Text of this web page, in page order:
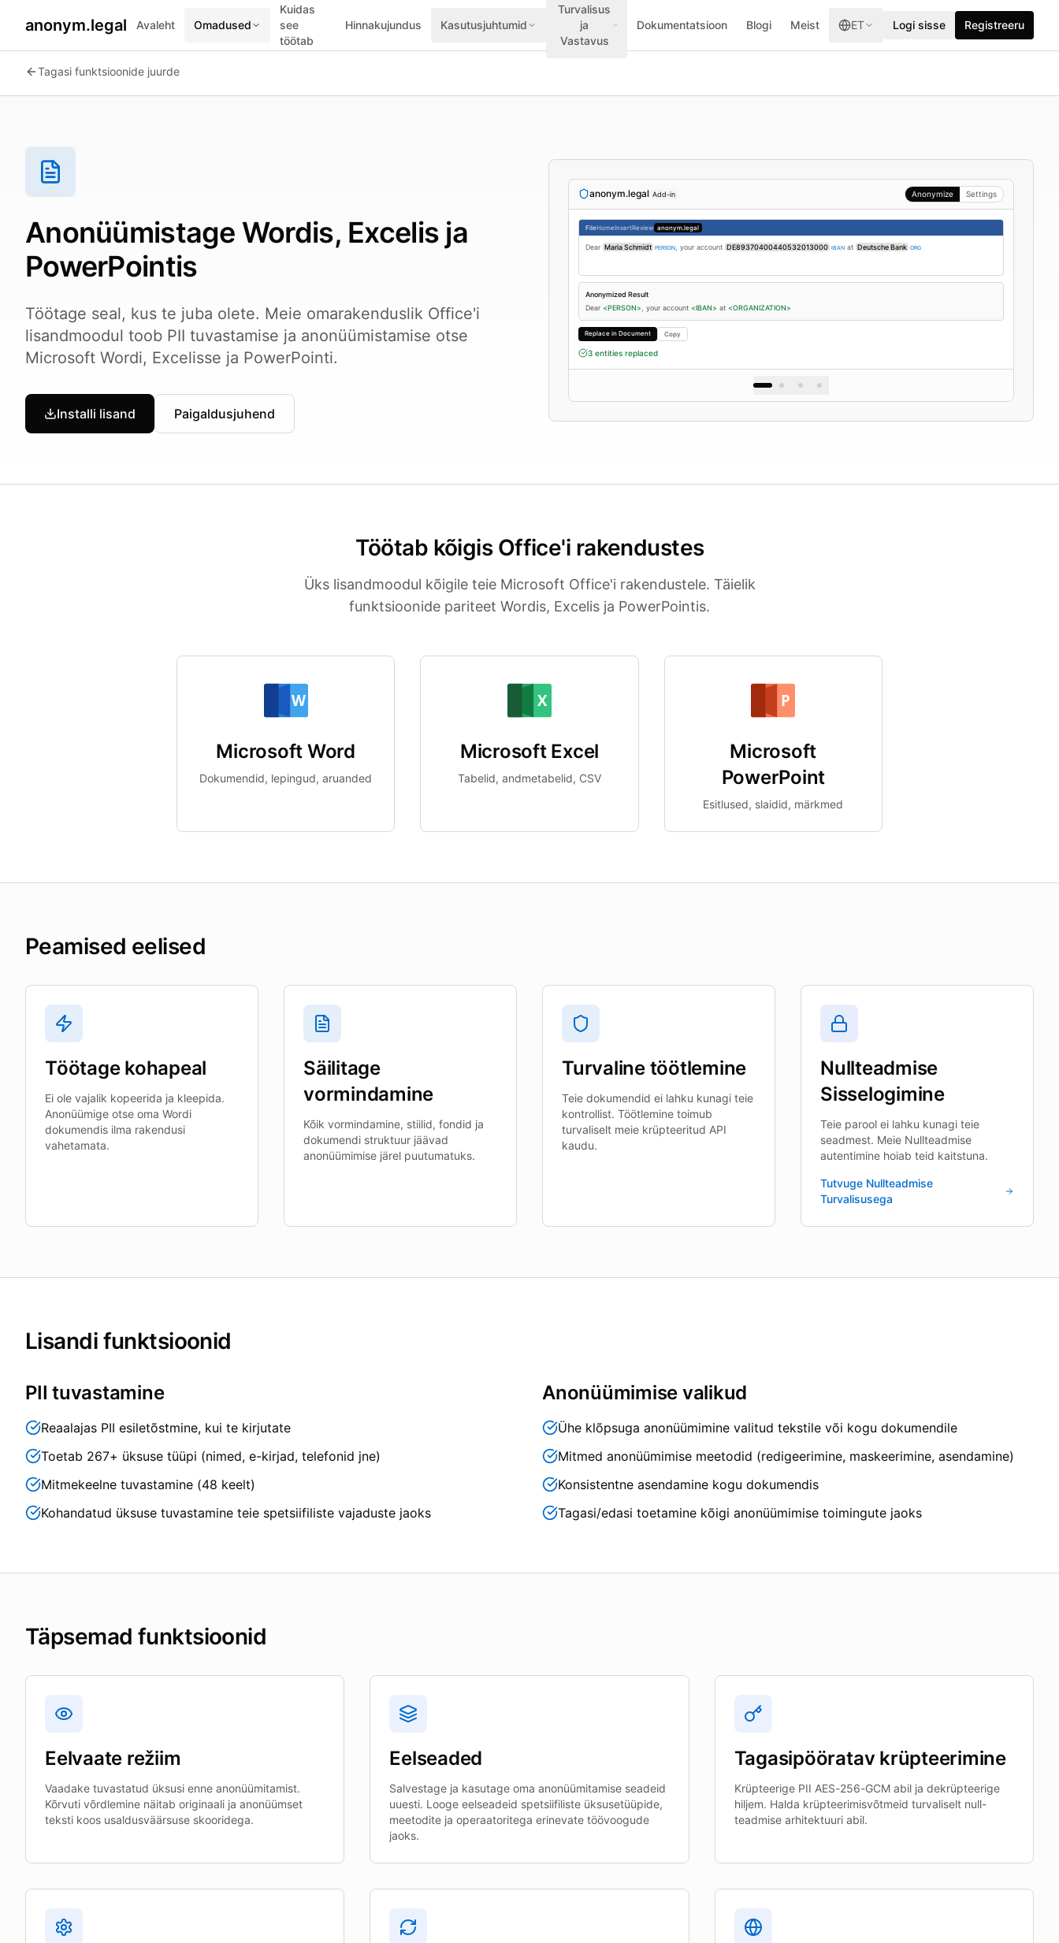
anonym.legal Avaleht Omadused
Kuidas
see
töötab
Hinnakujundus Kasutusjuhtumid
Turvalisus
ja
Vastavus
Dokumentatsioon Blogi Meist ET Logi sisse Registreeru
Tagasi funktsioonide juurde
Anonüümistage Wordis, Excelis ja
PowerPointis
Töötage seal, kus te juba olete. Meie omarakenduslik Office'i
lisandmoodul toob PII tuvastamise ja anonüümistamise otse
Microsoft Wordi, Excelisse ja PowerPointi.
Installi lisand Paigaldusjuhend
anonym.legal Add-in Anonymize Settings
FileHomeInsertReview anonym.legal
Dear Maria Schmidt PERSON , your account DE89370400440532013000 IBAN at Deutsche Bank ORG
Anonymized Result
Dear <PERSON> , your account <IBAN> at <ORGANIZATION>
Replace in Document Copy
3 entities replaced
Töötab kõigis Office'i rakendustes
Üks lisandmoodul kõigile teie Microsoft Office'i rakendustele. Täielik
funktsioonide pariteet Wordis, Excelis ja PowerPointis.
Microsoft Word
Dokumendid, lepingud, aruanded
Microsoft Excel
Tabelid, andmetabelid, CSV
Microsoft
PowerPoint
Esitlused, slaidid, märkmed
Peamised eelised
Töötage kohapeal
Ei ole vajalik kopeerida ja kleepida.
Anonüümige otse oma Wordi
dokumendis ilma rakendusi
vahetamata.
Säilitage
vormindamine
Kõik vormindamine, stiilid, fondid ja
dokumendi struktuur jäävad
anonüümimise järel puutumatuks.
Turvaline töötlemine
Teie dokumendid ei lahku kunagi teie
kontrollist. Töötlemine toimub
turvaliselt meie krüpteeritud API
kaudu.
Nullteadmise
Sisselogimine
Teie parool ei lahku kunagi teie
seadmest. Meie Nullteadmise
autentimine hoiab teid kaitstuna.
Tutvuge Nullteadmise
Turvalisusega
Lisandi funktsioonid
PII tuvastamine
Reaalajas PII esiletõstmine, kui te kirjutate
Toetab 267+ üksuse tüüpi (nimed, e-kirjad, telefonid jne)
Mitmekeelne tuvastamine (48 keelt)
Kohandatud üksuse tuvastamine teie spetsiifiliste vajaduste jaoks
Anonüümimise valikud
Ühe klõpsuga anonüümimine valitud tekstile või kogu dokumendile
Mitmed anonüümimise meetodid (redigeerimine, maskeerimine, asendamine)
Konsistentne asendamine kogu dokumendis
Tagasi/edasi toetamine kõigi anonüümimise toimingute jaoks
Täpsemad funktsioonid
Eelvaate režiim
Vaadake tuvastatud üksusi enne anonüümitamist.
Kõrvuti võrdlemine näitab originaali ja anonüümset
teksti koos usaldusväärsuse skooridega.
Eelseaded
Salvestage ja kasutage oma anonüümitamise seadeid
uuesti. Looge eelseadeid spetsiifiliste üksusetüüpide,
meetodite ja operaatoritega erinevate töövoogude
jaoks.
Tagasipööratav krüpteerimine
Krüpteerige PII AES-256-GCM abil ja dekrüpteerige
hiljem. Halda krüpteerimisvõtmeid turvaliselt null-
teadmise arhitektuuri abil.